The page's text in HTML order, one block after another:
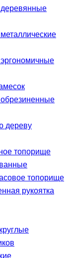
дереву
топорище
топорище
рукоятка